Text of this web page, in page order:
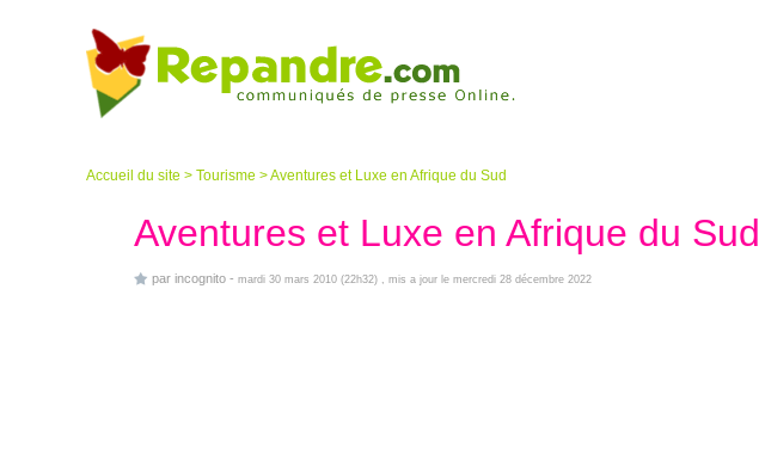
Accueil du site > Tourisme >Aventures et Luxe en Afrique du Sud
Aventures et Luxe en Afrique du Sud
par incognito - mardi 30 mars 2010 (22h32) , mis a jour le mercredi 28 décembre 2022